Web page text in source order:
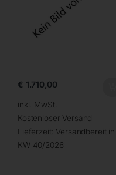
€ 1.710,00
inkl. MwSt.
Kostenloser Versand
Lieferzeit: Versandbereit in
KW 40/2026